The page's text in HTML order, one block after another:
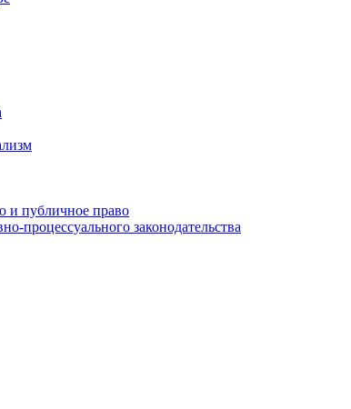
и публичное право
процессуального законодательства